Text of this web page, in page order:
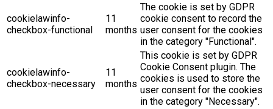
cookielawinfo-
checkbox-functional
11
months
The cookie is set by GDPR
cookie consent to record the
user consent for the cookies
in the category "Functional".
cookielawinfo-
checkbox-necessary
11
months
This cookie is set by GDPR
Cookie Consent plugin. The
cookies is used to store the
user consent for the cookies
in the category "Necessary".